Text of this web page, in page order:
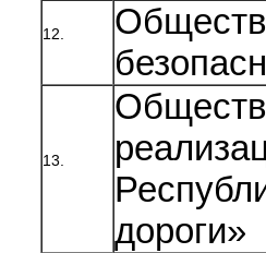
12.
13.
дороги»